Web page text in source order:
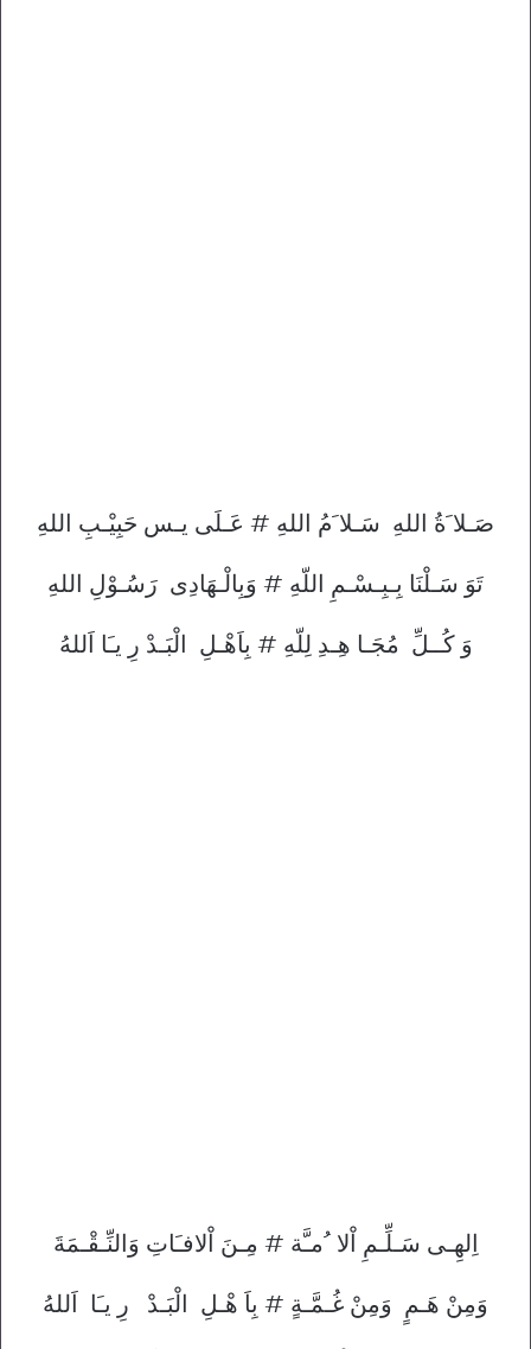
صَـلا َةُ اللهِ سَـلا َمُ اللهِ # عَـلَى يـس حَبِيْـبِ اللهِ
تَوَ سَـلْنَا بِـبِـسْـمِ اللّهِ # وَبِالْـهَادِى رَسُـوْلِ اللهِ
وَ كُــلِّ مُجَـا هِـدِ لِلّهِ # بِاَهْـلِ الْبَـدْ رِ يـَا اَللهُ
اِلهِـى سَـلِّـمِ اْلا ُمـَّة # مِـنَ اْلافـَاتِ وَالنِّـقْـمَةَ
وَمِنْ هَـمٍ وَمِنْ غُـمَّـةٍ # بِاَ هْـلِ الْبَـدْ رِ يـَا اَللهُ